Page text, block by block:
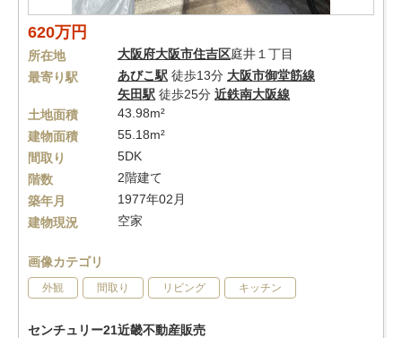
620万円
所在地 大阪府大阪市住吉区庭井１丁目
最寄り駅
あびこ駅 徒歩13分 大阪市御堂筋線
矢田駅 徒歩25分 近鉄南大阪線
土地面積
43.98m²
建物面積
55.18m²
間取り
5DK
階数
2階建て
築年月
1977年02月
建物現況
空家
画像カテゴリ
外観 間取り リビング キッチン
センチュリー21近畿不動産販売